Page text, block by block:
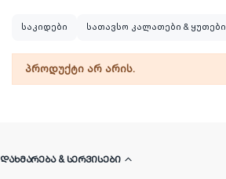
საკიდები სათავსო კალათები & ყუთები
პროდუქტი არ არის.
ᲓᲐᲮᲛᲐᲠᲔᲑᲐ & ᲡᲔᲠᲕᲘᲡᲔᲑᲘ